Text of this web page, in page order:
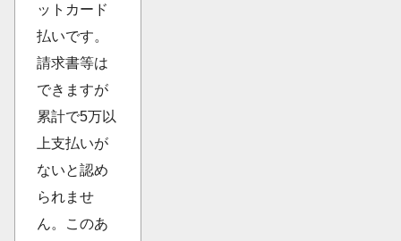
ットカード
払いです。
請求書等は
できますが
累計で5万以
上支払いが
ないと認め
られませ
ん。このあ